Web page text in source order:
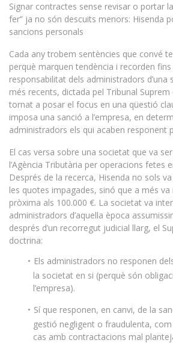
Signar contractes sense revisar o portar
fer” ja no són descuits menors: Hisenda
sancions personals
Cada any trobem sentències que convé
perquè marquen tendència i recorden
responsabilitat dels administradors d’una
més recents, dictada pel Tribunal
tornat a posar el focus en una qüestió
imposa una sanció a l’empresa, en
administradors els qui acaben responent
El cas versa sobre una societat que va
l’Agència Tributària per operacions fetes
Després de la recerca, Hisenda no sols
les quotes impagades, sinó que a més
pròxima als 100.000 €. La societat va
administradors d’aquella època
després d’un recorregut judicial llarg, el
doctrina:
Els administradors no responen
la societat en si (perquè són
l’empresa).
Sí que responen, en canvi, de la
gestió negligent o fraudulenta,
cas amb contractacions mal